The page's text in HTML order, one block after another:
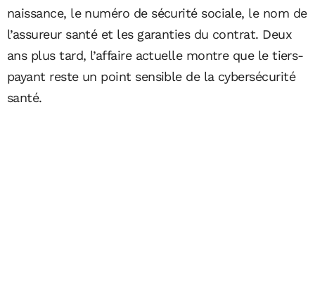
naissance, le numéro de sécurité sociale, le nom de
l’assureur santé et les garanties du contrat. Deux
ans plus tard, l’affaire actuelle montre que le tiers-
payant reste un point sensible de la cybersécurité
santé.